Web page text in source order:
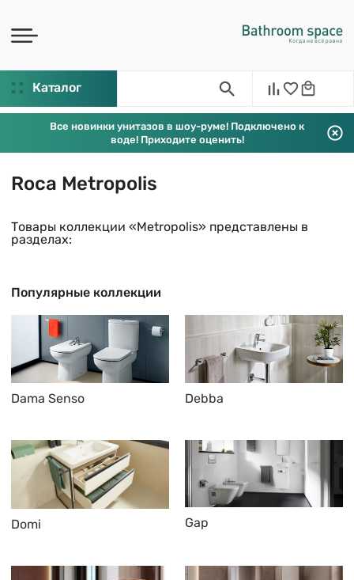
Каталог
Все новинки унитазов в шоу-руме! Подключено к
воде! Приходите оценить!
Roca Metropolis
Товары коллекции «Metropolis» представлены в
разделах:
Популярные коллекции
Dama Senso Debba
Domi Gap